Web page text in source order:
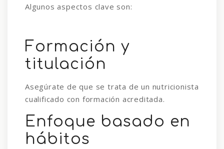
Algunos aspectos clave son:
Formación y
titulación
Asegúrate de que se trata de un nutricionista
cualificado con formación acreditada.
Enfoque basado en
hábitos